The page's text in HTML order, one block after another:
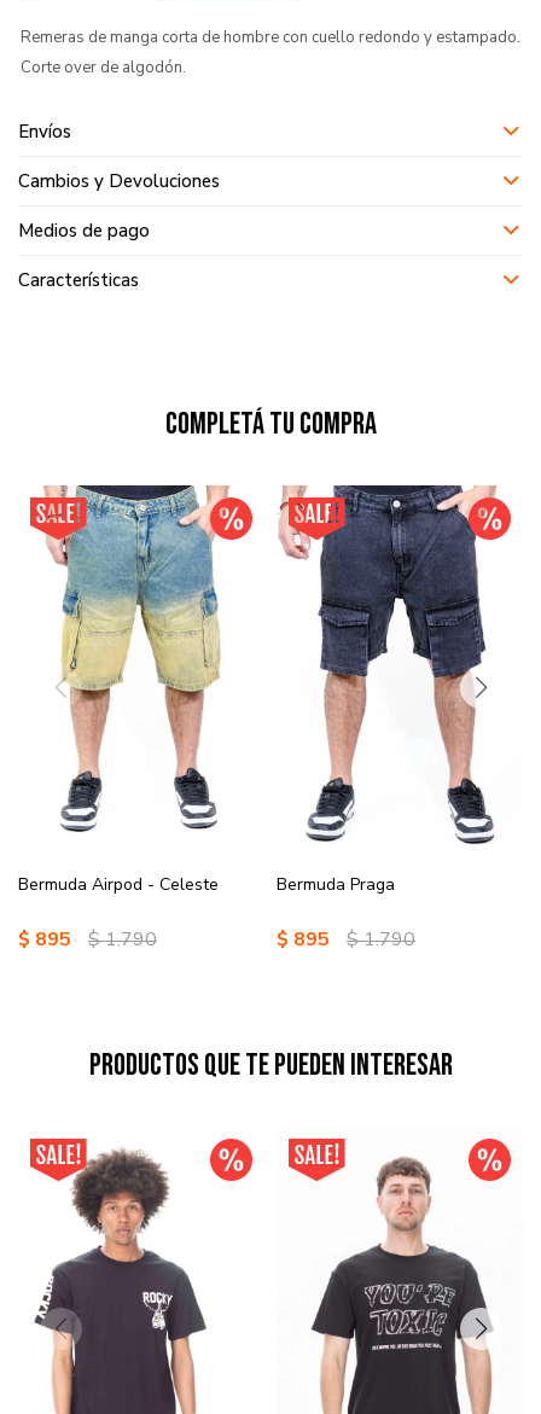
Remeras de manga corta de hombre con cuello redondo y estampado.
Corte over de algodón.
Envíos
Cambios y Devoluciones
Medios de pago
Características
Completá tu compra
Bermuda Airpod - Celeste
$ 895 $1.790
Bermuda Praga
$ 895 $1.790
Productos que te pueden interesar